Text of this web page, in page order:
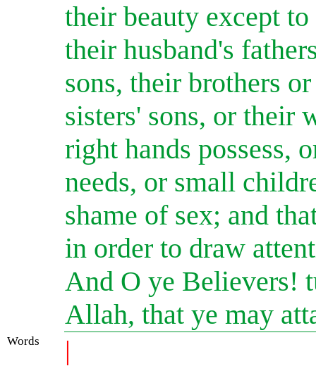
their beauty except
their husband's
sons, their brothers
sisters' sons, or their
right hands possess,
needs, or small
shame of sex; and
in order to draw
And O ye Believers!
Allah, that ye may
Words |